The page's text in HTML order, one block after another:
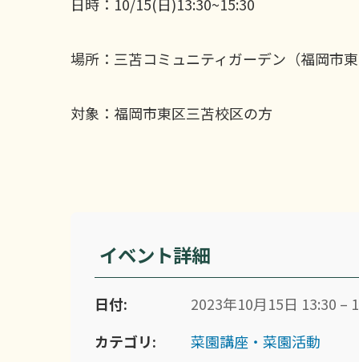
場所：三苫コミュニティガーデン（福岡市
対象：福岡市東区三苫校区の方
イベント詳細
日付:
2023年10月15日 13:30 –
カテゴリ:
菜園講座・菜園活動